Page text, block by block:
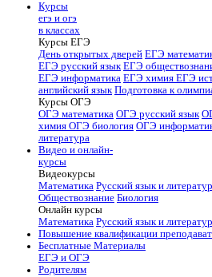
Курсы
егэ и огэ
в классах
Курсы ЕГЭ
День открытых дверей ЕГЭ
ЕГЭ русский язык ЕГЭ
ЕГЭ информатика ЕГЭ химия ЕГЭ
английский язык Подготовка к
Курсы ОГЭ
ОГЭ математика ОГЭ русский язык
химия ОГЭ биология ОГЭ
литература
Видео и онлайн-
курсы
Видеокурсы
Математика Русский язык и
Обществознание Биология
Онлайн курсы
Математика Русский язык и
Повышение квалификации
Бесплатные Материалы
ЕГЭ и ОГЭ
Родителям